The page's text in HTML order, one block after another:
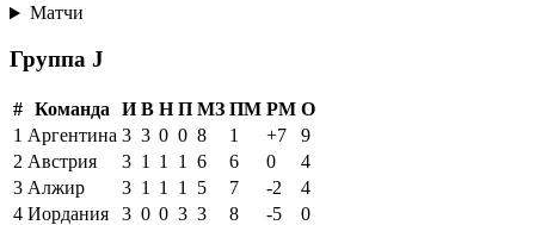
Матчи
Группа J
# Команда И В Н П МЗ ПМ РМ О
1 Аргентина 3 3 0 0 8 1 +7
9
2 Австрия 3 1 1 1 6 6 0
4
3 Алжир 3 1 1 1 5 7 -2
4
4 Иордания 3 0 0 3 3 8 -5
0